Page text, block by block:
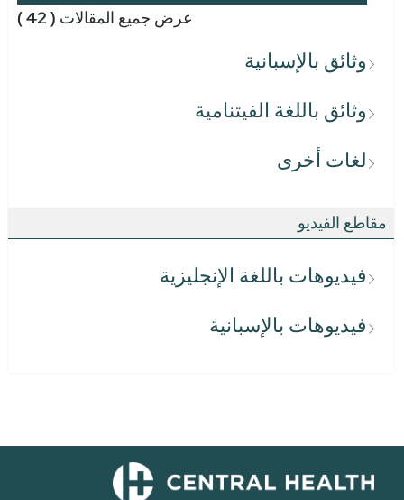
عرض جميع المقالات ( 42 )
وثائق بالإسبانية
وثائق باللغة الفيتنامية
لغات أخرى
مقاطع الفيديو
فيديوهات باللغة الإنجليزية
فيديوهات بالإسبانية